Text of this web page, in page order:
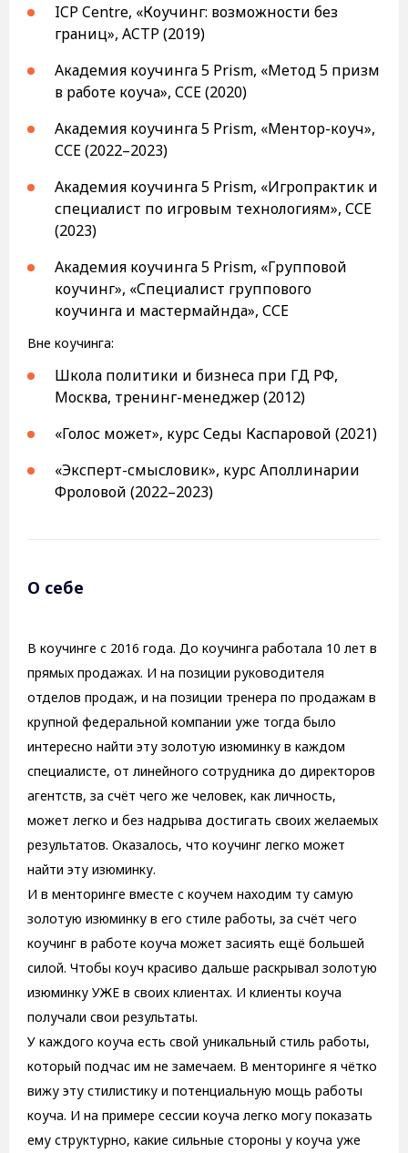
ICP Centre, «Коучинг: возможности без
границ», ACTP (2019)
Академия коучинга 5 Prism, «Метод 5 призм
в работе коуча», ССЕ (2020)
Академия коучинга 5 Prism, «Ментор-коуч»,
ССЕ (2022–2023)
Академия коучинга 5 Prism, «Игропрактик и
специалист по игровым технологиям», ССЕ
(2023)
Академия коучинга 5 Prism, «Групповой
коучинг», «Специалист группового
коучинга и мастермайнда», ССЕ
Вне коучинга:
Школа политики и бизнеса при ГД РФ,
Москва, тренинг-менеджер (2012)
«Голос может», курс Седы Каспаровой (2021)
«Эксперт-смысловик», курс Аполлинарии
Фроловой (2022–2023)
О себе
В коучинге с 2016 года. До коучинга работала 10 лет в
прямых продажах. И на позиции руководителя
отделов продаж, и на позиции тренера по продажам в
крупной федеральной компании уже тогда было
интересно найти эту золотую изюминку в каждом
специалисте, от линейного сотрудника до директоров
агентств, за счёт чего же человек, как личность,
может легко и без надрыва достигать своих желаемых
результатов. Оказалось, что коучинг легко может
найти эту изюминку.
И в менторинге вместе с коучем находим ту самую
золотую изюминку в его стиле работы, за счёт чего
коучинг в работе коуча может засиять ещё большей
силой. Чтобы коуч красиво дальше раскрывал золотую
изюминку УЖЕ в своих клиентах. И клиенты коуча
получали свои результаты.
У каждого коуча есть свой уникальный стиль работы,
который подчас им не замечаем. В менторинге я чётко
вижу эту стилистику и потенциальную мощь работы
коуча. И на примере сессии коуча легко могу показать
ему структурно, какие сильные стороны у коуча уже